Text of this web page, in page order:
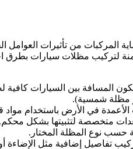
من تأثيرات العوامل
لتركيب مظلات سيارات بطرق
المسافة بين السيارات
مظلة شمسية).
في الأرض باستخدام
متخصصة لتثبيتها بشكل محكم.
حسب نوع المظلة المختار.
تفاصيل إضافية مثل الإضاءة